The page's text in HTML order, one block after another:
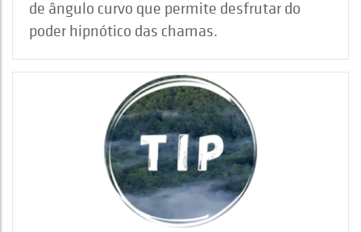
de ângulo curvo que permite desfrutar do
poder hipnótico das chamas.